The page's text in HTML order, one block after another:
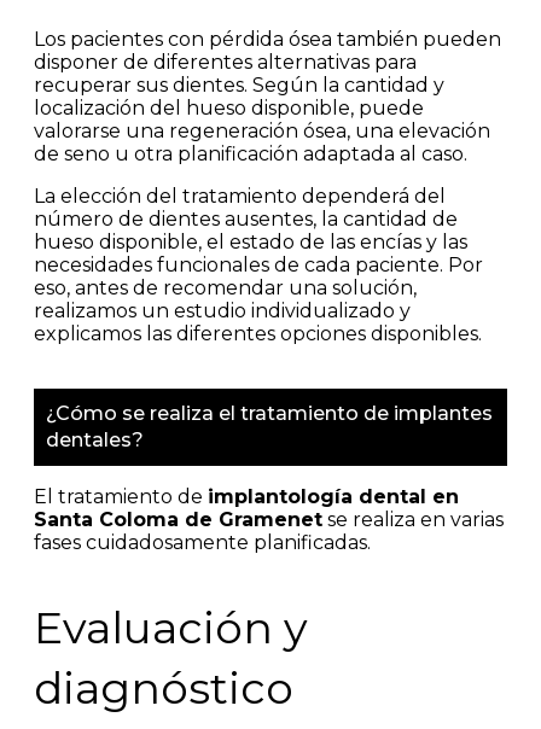
Los pacientes con pérdida ósea también pueden
disponer de diferentes alternativas para
recuperar sus dientes. Según la cantidad y
localización del hueso disponible, puede
valorarse una regeneración ósea, una elevación
de seno u otra planificación adaptada al caso.
La elección del tratamiento dependerá del
número de dientes ausentes, la cantidad de
hueso disponible, el estado de las encías y las
necesidades funcionales de cada paciente. Por
eso, antes de recomendar una solución,
realizamos un estudio individualizado y
explicamos las diferentes opciones disponibles.
¿Cómo se realiza el tratamiento de implantes
dentales?
El tratamiento de implantología dental en
Santa Coloma de Gramenet se realiza en varias
fases cuidadosamente planificadas.
Evaluación y
diagnóstico